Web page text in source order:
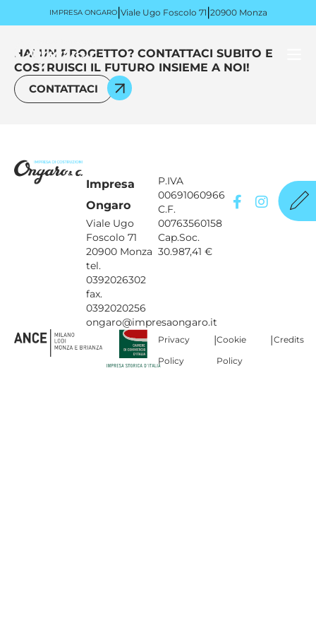
IMPRESA ONGARO|Viale Ugo Foscolo 71 |20900 Monza
HAI UN PROGETTO? CONTATTACI SUBITO E
COSTRUISCI IL FUTURO INSIEME A NOI!
CONTATTACI
Impresa
Ongaro
Viale Ugo
Foscolo 71
20900 Monza
tel.
0392026302
fax.
0392020256
ongaro@impresaongaro.it
P.IVA
00691060966
C.F.
00763560158
Cap.Soc.
30.987,41 €
Privacy
Policy
|Cookie
Policy
|Credits